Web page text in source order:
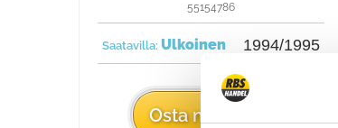
55154786
Saatavilla: Ulkoinen 1994/1995
Osta nyt